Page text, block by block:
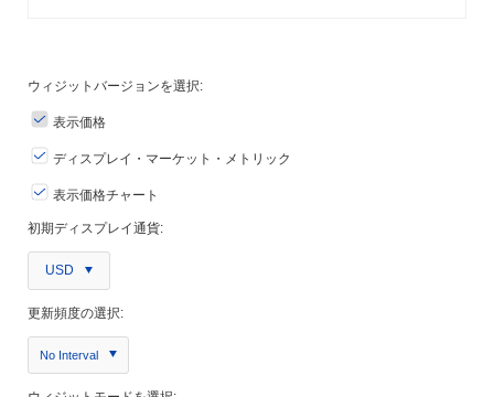
ウィジットバージョンを選択:
表示価格
ディスプレイ・マーケット・メトリック
表示価格チャート
初期ディスプレイ通貨:
USD
更新頻度の選択:
No Interval